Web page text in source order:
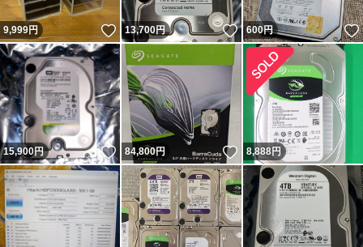
9,999円 いいね！
13,700円 いいね！
600円
15,900円 いいね！
84,800円 いいね！
8,888円